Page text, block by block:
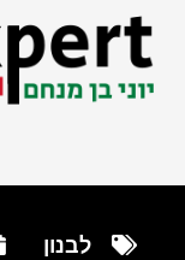
לבנון